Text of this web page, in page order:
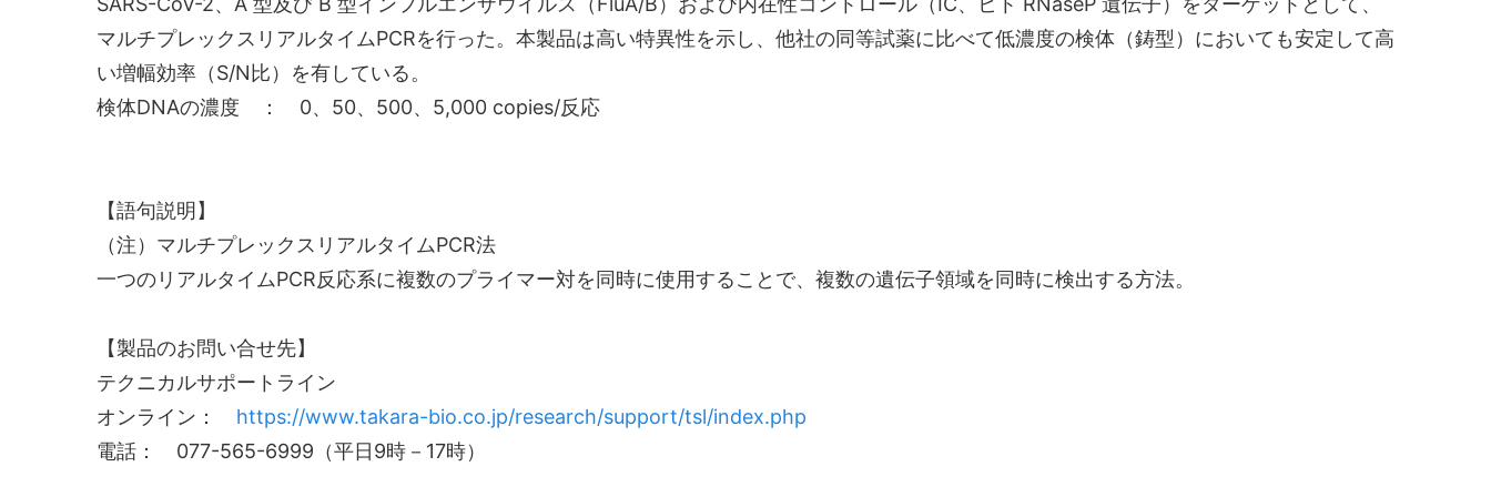
マルチプレックスリアルタイムPCRを行った。本製品は高い特異性を示し、他社の同等試薬に比べて低濃度の検体（鋳型）においても安定して高
い増幅効率（S/N比）を有している。
検体DNAの濃度 ： 0、50、500、5,000 copies/反応
【語句説明】
（注）マルチプレックスリアルタイムPCR法
一つのリアルタイムPCR反応系に複数のプライマー対を同時に使用することで、複数の遺伝子領域を同時に検出する方法。
【製品のお問い合せ先】
テクニカルサポートライン
オンライン：
https://www.takara-bio.co.jp/research/support/tsl/index.php
電話： 077-565-6999（平日9時－17時）